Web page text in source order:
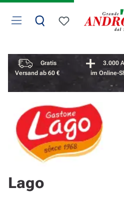
Zum Hauptinhalt springen
Du hast 0
Vorteile überspringen
Gratis
Versand ab 60 €
3.000
im Online-
Lago